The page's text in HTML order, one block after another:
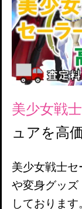
美少女戦
ュアを高
美少女戦士
や変身グッズ
しております